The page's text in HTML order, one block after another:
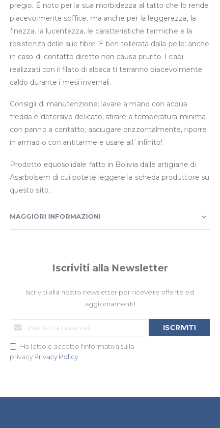
pregio. É noto per la sua morbidezza al tatto che lo rende
piacevolmente soffice, ma anche per la leggerezza, la
finezza, la lucentezza, le caratteristiche termiche e la
resistenza delle sue fibre. É ben tollerata dalla pelle: anche
in caso di contatto diretto non causa prurito. I capi
realizzati con il filato di alpaca ti terranno piacevolmente
caldo durante i mesi invernali.
Consigli di manutenzione: lavare a mano con acqua
fredda e detersivo delicato, stirare a temperatura minima
con panno a contatto, asciugare orizzontalmente, riporre
in armadio con antitarme e usare all`infinito!
Prodotto equosolidale fatto in Bolivia dalle artigiane di
Asarbolsem di cui potete leggere la scheda produttore su
questo sito.
MAGGIORI INFORMAZIONI
Iscriviti alla Newsletter
Iscriviti alla nostra newsletter per ricevere offerte ed
aggiornamenti!
Iscriviti
nostra
Ho letto e accetto l'informativa sulla
privacy Privacy Policy
ISCRIVITI